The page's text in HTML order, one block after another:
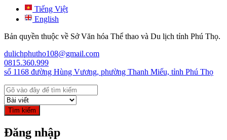
Tiếng Việt
English
Bản quyền thuộc về Sở Văn hóa Thể thao và Du lịch tỉnh Phú Thọ.
dulichphutho108@gmail.com
0815.360.999
số 1168 đường Hùng Vương, phường Thanh Miếu, tỉnh Phú Thọ
Tìm kiếm
Đăng nhập